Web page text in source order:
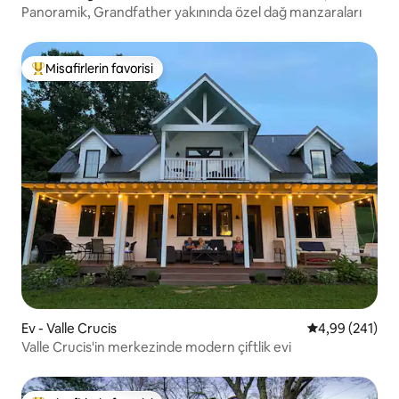
Panoramik, Grandfather yakınında özel dağ manzaraları
Misafirlerin favorilerinden en beğenilenler arasında
Misafirlerin favorisi
Ev - Valle Crucis 5 üzerinden
4,99 (241)
Valle Crucis'in merkezinde modern çiftlik evi